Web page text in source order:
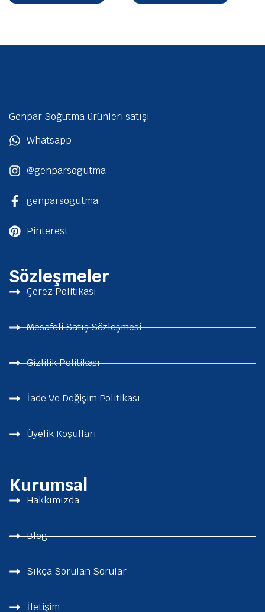
Genpar Soğutma ürünleri satışı
Whatsapp
@genparsogutma
genparsogutma
Pinterest
Sözleşmeler
Çerez Politikası
Mesafeli Satış Sözleşmesi
Gizlilik Politikası
İade Ve Değişim Politikası
Üyelik Koşulları
Kurumsal
Hakkımızda
Blog
Sıkça Sorulan Sorular
İletişim